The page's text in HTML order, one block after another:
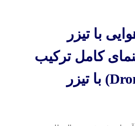
با تیزر
کامل ترکیب
تصاویر پهپاد (Drone) با تیزر